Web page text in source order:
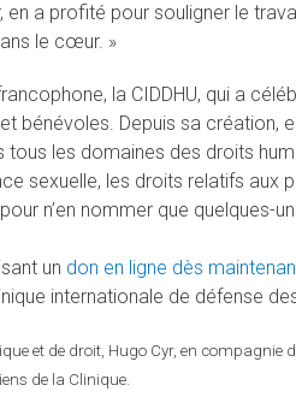
a profité pour souligner le
le cœur. »
la CIDDHU, qui a
bénévoles. Depuis sa
tous les domaines des droits
sexuelle, les droits relatifs aux
n’en nommer que quelques-
un don en ligne dès
internationale de défense
et de droit, Hugo Cyr, en compagnie
de la Clinique.